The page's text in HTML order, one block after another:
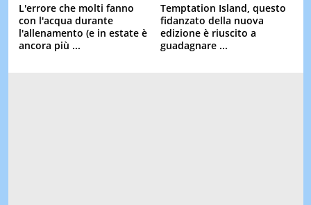
L'errore che molti fanno
con l'acqua durante
l'allenamento (e in estate è
ancora più ...
Temptation Island, questo
fidanzato della nuova
edizione è riuscito a
guadagnare ...